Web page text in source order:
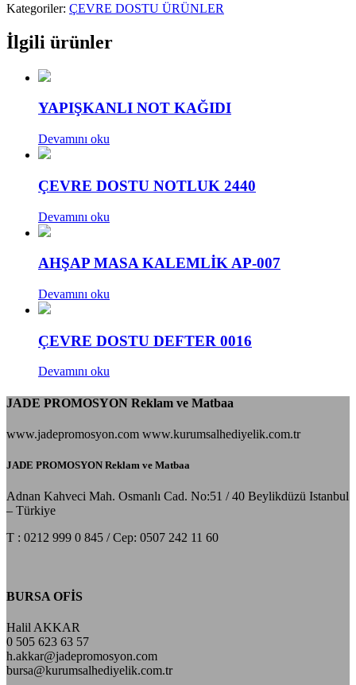
Kategoriler: ÇEVRE DOSTU ÜRÜNLER
İlgili ürünler
YAPIŞKANLI NOT KAĞIDI
Devamını oku
ÇEVRE DOSTU NOTLUK 2440
Devamını oku
AHŞAP MASA KALEMLİK AP-007
Devamını oku
ÇEVRE DOSTU DEFTER 0016
Devamını oku
JADE PROMOSYON Reklam ve Matbaa
www.jadepromosyon.com www.kurumsalhediyelik.com.tr
JADE PROMOSYON Reklam ve Matbaa
Adnan Kahveci Mah. Osmanlı Cad. No:51 / 40 Beylikdüzü Istanbul
– Türkiye
T : 0212 999 0 845 / Cep: 0507 242 11 60
BURSA OFİS
Halil AKKAR
0 505 623 63 57
h.akkar@jadepromosyon.com
bursa@kurumsalhediyelik.com.tr